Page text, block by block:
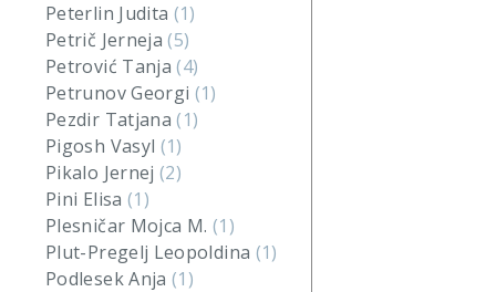
Peterlin Judita (1)
Petrič Jerneja(5)
Petrović Tanja(4)
Petrunov Georgi (1)
Pezdir Tatjana(1)
Pigosh Vasyl (1)
Pikalo Jernej(2)
Pini Elisa (1)
Plesničar Mojca M. (1)
Plut-Pregelj Leopoldina (1)
Podlesek Anja(1)